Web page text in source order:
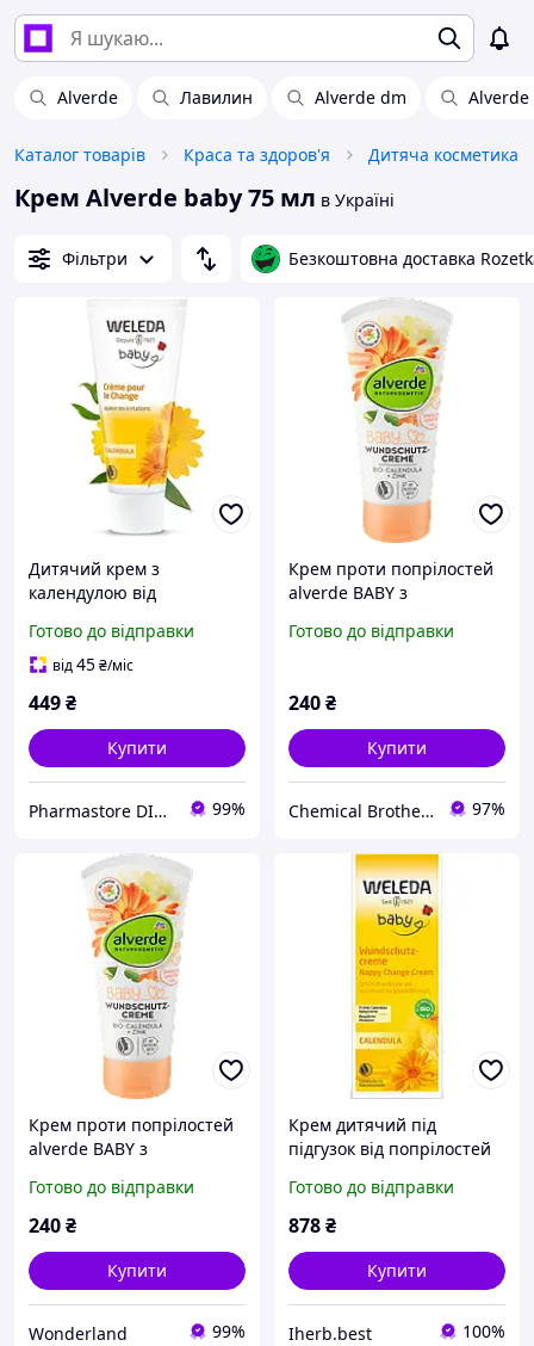
Alverde Лавилин Alverde dm Alverde
Каталог товарів Краса та здоров'я Дитяча косметика
Крем Alverde baby 75 мл в Україні
Фільтри Безкоштовна доставка
Дитячий крем з
календулою від
попрілостей Weleda Baby
Creme pour le Change 75
Готово до відправки
від45₴/міс
449₴
Купити
Pharmastore DISCOUNT 99%
Крем проти попрілостей
alverde BABY з
Готово до відправки
240₴
Купити
Chemical Brothers 97%
Крем проти попрілостей
alverde BABY з
Готово до відправки
240₴
Купити
Wonderland 99%
Крем дитячий під
підгузок від попрілостей
Календула, 75 мл
Готово до відправки
878₴
Купити
Iherb.best 100%